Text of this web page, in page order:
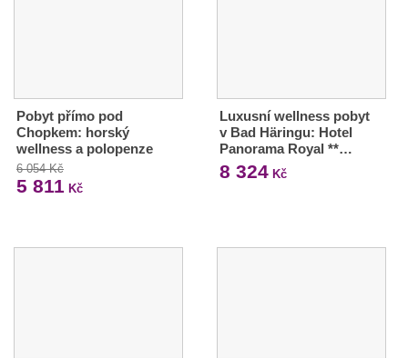
Pobyt přímo pod
Chopkem: horský
wellness a polopenze
6 054 Kč
5 811 Kč
Luxusní wellness pobyt
v Bad Häringu: Hotel
Panorama Royal **…
8 324Kč